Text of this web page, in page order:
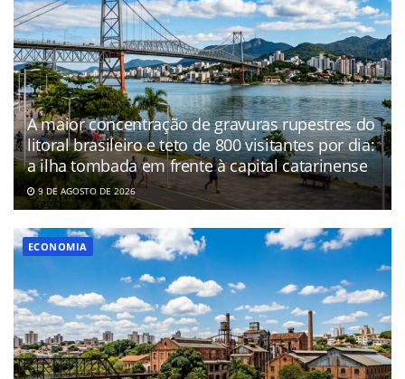
A maior concentração de gravuras rupestres do
litoral brasileiro e teto de 800 visitantes por dia:
a ilha tombada em frente à capital catarinense
9 DE AGOSTO DE 2026
ECONOMIA